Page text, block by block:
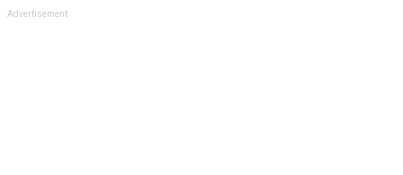
Advertisement